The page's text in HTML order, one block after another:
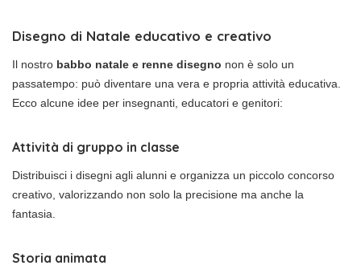
Disegno di Natale educativo e creativo
Il nostro babbo natale e renne disegno non è solo un
passatempo: può diventare una vera e propria attività educativa.
Ecco alcune idee per insegnanti, educatori e genitori:
Attività di gruppo in classe
Distribuisci i disegni agli alunni e organizza un piccolo concorso
creativo, valorizzando non solo la precisione ma anche la
fantasia.
Storia animata